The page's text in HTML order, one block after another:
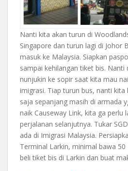
Nanti kita akan turun di
Singapore dan turun lagi di Johor
masuk ke Malaysia. Siapkan
sampai kehilangan tiket bis. Nanti
nunjukin ke sopir saat kita mau
imigrasi. Tiap turun bus, nanti kita
saja sepanjang masih di armada
naik Causeway Link, kita ga perlu
perjalanan selanjutnya. Tukar
ada di Imigrasi Malaysia.
Terminal Larkin, minimal bawa
beli tiket bis di Larkin dan buat